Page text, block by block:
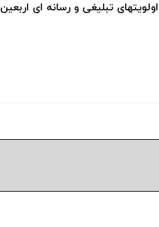
اولویتهای تبلیغی و رسانه ای اربعین